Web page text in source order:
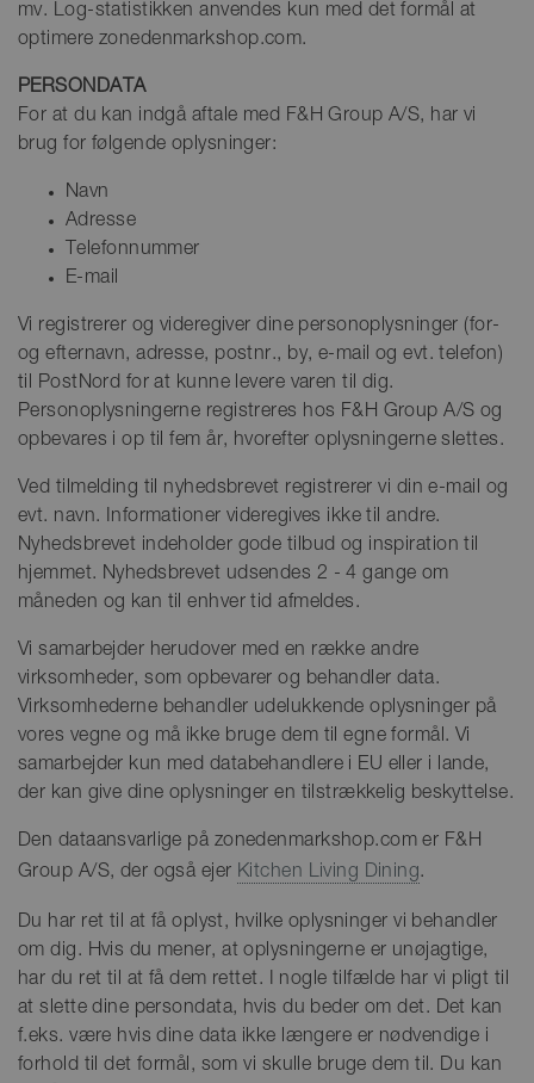
mv. Log-statistikken anvendes kun med det formål at
optimere zonedenmarkshop.com.
PERSONDATA
For at du kan indgå aftale med F&H Group A/S, har vi
brug for følgende oplysninger:
Navn
Adresse
Telefonnummer
E-mail
Vi registrerer og videregiver dine personoplysninger (for-
og efternavn, adresse, postnr., by, e-mail og evt. telefon)
til PostNord for at kunne levere varen til dig.
Personoplysningerne registreres hos F&H Group A/S og
opbevares i op til fem år, hvorefter oplysningerne slettes.
Ved tilmelding til nyhedsbrevet registrerer vi din e-mail og
evt. navn. Informationer videregives ikke til andre.
Nyhedsbrevet indeholder gode tilbud og inspiration til
hjemmet. Nyhedsbrevet udsendes 2 - 4 gange om
måneden og kan til enhver tid afmeldes.
Vi samarbejder herudover med en række andre
virksomheder, som opbevarer og behandler data.
Virksomhederne behandler udelukkende oplysninger på
vores vegne og må ikke bruge dem til egne formål. Vi
samarbejder kun med databehandlere i EU eller i lande,
der kan give dine oplysninger en tilstrækkelig beskyttelse.
Den dataansvarlige på zonedenmarkshop.com er F&H
Group A/S, der også ejer Kitchen Living Dining.
Du har ret til at få oplyst, hvilke oplysninger vi behandler
om dig. Hvis du mener, at oplysningerne er unøjagtige,
har du ret til at få dem rettet. I nogle tilfælde har vi pligt til
at slette dine persondata, hvis du beder om det. Det kan
f.eks. være hvis dine data ikke længere er nødvendige i
forhold til det formål, som vi skulle bruge dem til. Du kan